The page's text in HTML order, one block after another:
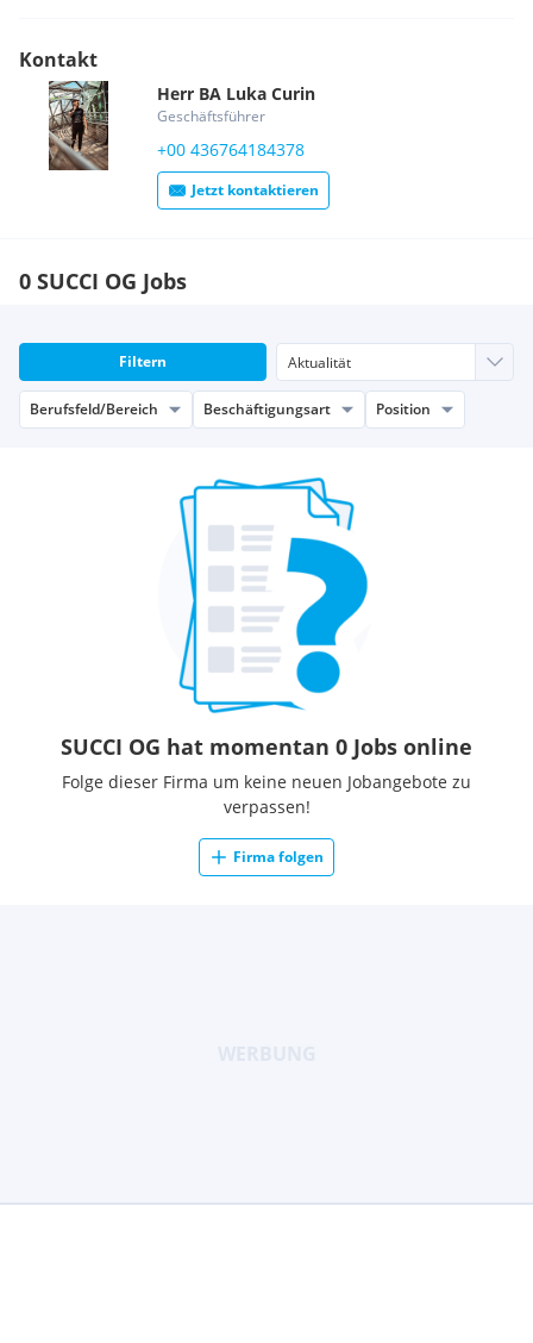
Kontakt
Herr BA Luka Curin
Geschäftsführer
+00 436764184378
Jetzt kontaktieren
0 SUCCI OG Jobs
Filtern
Berufsfeld/Bereich Beschäftigungsart Position
SUCCI OG hat momentan 0 Jobs online
Folge dieser Firma um keine neuen Jobangebote zu
verpassen!
Firma folgen